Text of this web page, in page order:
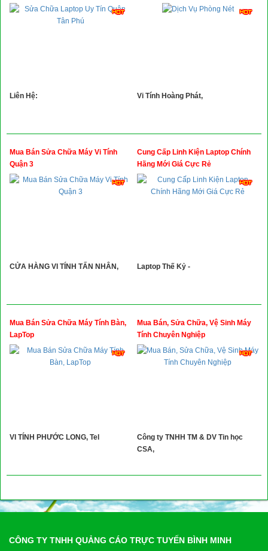
Liên Hệ: Vi Tính Hoàng Phát,
Mua Bán Sửa Chữa Máy Vi Tính
Quận 3
CỬA HÀNG VI TÍNH TẤN NHÂN,
Cung Cấp Linh Kiện Laptop Chính
Hãng Mới Giá Cực Rẻ
Laptop Thế Kỷ -
Mua Bán Sửa Chữa Máy Tính Bàn,
LapTop
VI TÍNH PHƯỚC LONG, Tel
Mua Bán, Sửa Chữa, Vệ Sinh Máy
Tính Chuyên Nghiệp
Công ty TNHH TM & DV Tin học
CSA,
CÔNG TY TNHH QUẢNG CÁO TRỰC TUYẾN BÌNH MINH